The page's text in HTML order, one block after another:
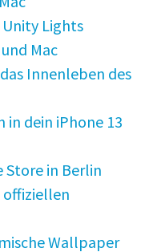
Lights
Mac
Innenleben des
in dein iPhone 13
in Berlin
offiziellen
Wallpaper